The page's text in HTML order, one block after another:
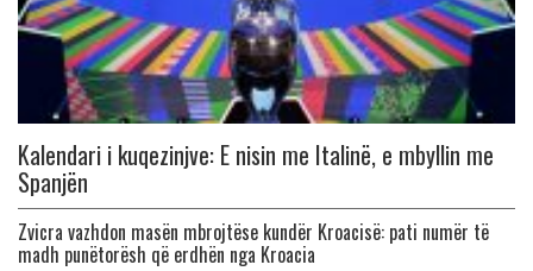
Kalendari i kuqezinjve: E nisin me Italinë, e mbyllin me
Spanjën
Zvicra vazhdon masën mbrojtëse kundër Kroacisë: pati numër të
madh punëtorësh që erdhën nga Kroacia